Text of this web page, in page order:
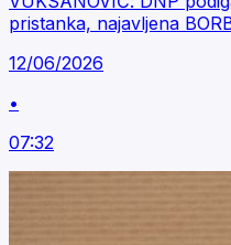
pristanka, najavljena
12/06/2026
•
07:32